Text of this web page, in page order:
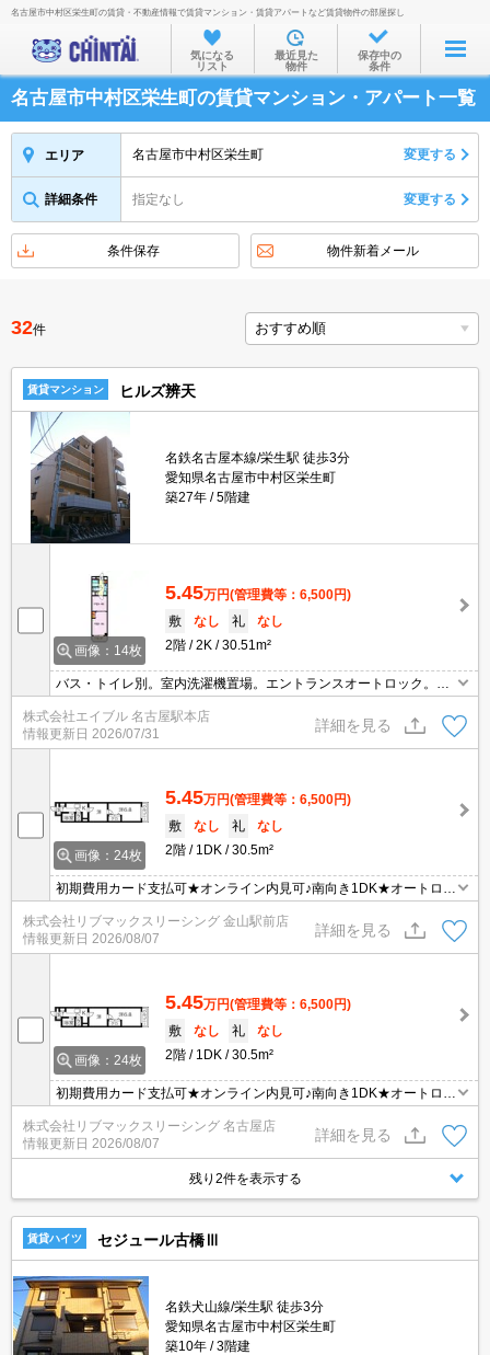
お部屋を探す
沿線・駅から
住所から
家賃相場から
物件特集から
不動産会社から
TOP
名古屋市中村区栄生町の賃貸・不動産情報で賃貸マンション・賃貸アパートなど賃貸物件の部屋探し
気になる
リスト
最近見た
物件
保存中の
条件
名古屋市中村区栄生町の賃貸マンション・アパート一覧
エリア 名古屋市中村区栄生町 変更する
詳細条件 指定なし 変更する
条件保存 物件新着メール
32件
賃貸マンション ヒルズ辨天
名鉄名古屋本線/栄生駅 徒歩3分
愛知県名古屋市中村区栄生町
築27年
5階建
画像：14枚
5.45万円(管理費等：6,500円)
敷
なし 礼
なし
2階
2K 30.51m²
バス・トイレ別。室内洗濯機置場。エントランスオートロック。1
口ガスコンロ付。保証会社利用必須(初回保証委託料、賃料の50％＋
1,000円)。更新料10,000円(1年ごとに発生)。
株式会社エイブル 名古屋駅本店
情報更新日 2026/07/31
詳細を見る
画像：24枚
5.45万円(管理費等：6,500円)
敷
なし 礼
なし
2階
1DK 30.5m²
初期費用カード支払可★オンライン内見可♪南向き1DK★オートロッ
ク付き★ネット無料
株式会社リブマックスリーシング 金山駅前店
情報更新日 2026/08/07
詳細を見る
画像：24枚
5.45万円(管理費等：6,500円)
敷
なし 礼
なし
2階
1DK 30.5m²
初期費用カード支払可★オンライン内見可♪南向き1DK★オートロッ
ク付き★ネット無料
株式会社リブマックスリーシング 名古屋店
情報更新日 2026/08/07
詳細を見る
残り2件を表示する
賃貸ハイツ セジュール古橋Ⅲ
名鉄犬山線/栄生駅 徒歩3分
愛知県名古屋市中村区栄生町
築10年
3階建